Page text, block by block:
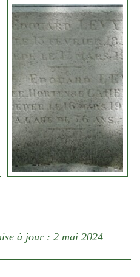
à jour : 2 mai 2024